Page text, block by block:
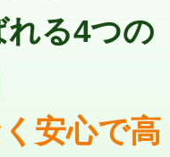
16,500円
22,000円
8,800円～
る4つの
安心で高